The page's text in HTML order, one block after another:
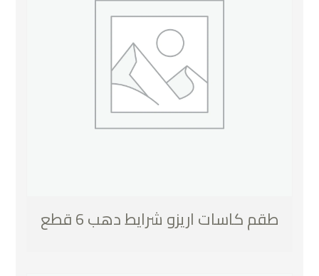
طقم كاسات اريزو شرايط دهب 6 قطع